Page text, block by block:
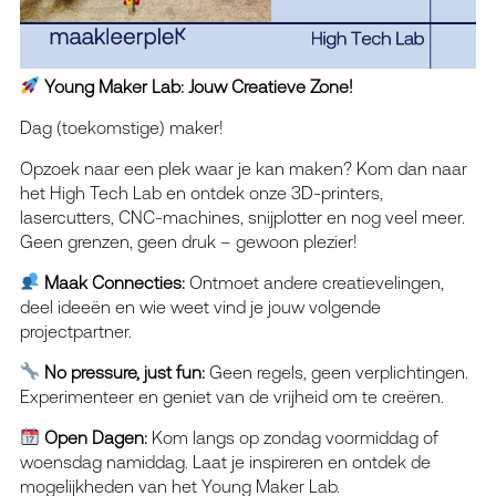
Young Maker Lab: Jouw Creatieve Zone!
Dag (toekomstige) maker!
Opzoek naar een plek waar je kan maken? Kom dan naar
het High Tech Lab en ontdek onze 3D-printers,
lasercutters, CNC-machines, snijplotter en nog veel meer.
Geen grenzen, geen druk – gewoon plezier!
Maak Connecties: Ontmoet andere creatievelingen,
deel ideeën en wie weet vind je jouw volgende
projectpartner.
No pressure, just fun: Geen regels, geen verplichtingen.
Experimenteer en geniet van de vrijheid om te creëren.
Open Dagen: Kom langs op zondag voormiddag of
woensdag namiddag. Laat je inspireren en ontdek de
mogelijkheden van het Young Maker Lab.